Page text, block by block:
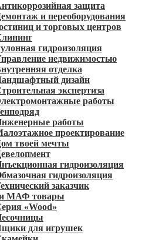
защита
и переоборудования
и торговых центров
гидроизоляция
недвижимостью
отделка
дизайн
экспертиза
работы
работы
проектирование
твоей мечты
гидроизоляция
гидроизоляция
заказчик
и МАФ товары
«Wood»
для игрушек